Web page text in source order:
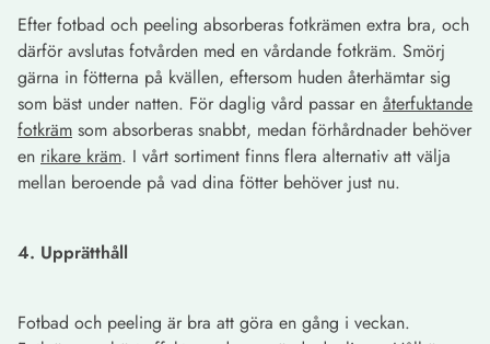
Efter fotbad och peeling absorberas fotkrämen extra bra, och
därför avslutas fotvården med en vårdande fotkräm. Smörj
gärna in fötterna på kvällen, eftersom huden återhämtar sig
som bäst under natten. För daglig vård passar en återfuktande
fotkräm som absorberas snabbt, medan förhårdnader behöver
en rikare kräm. I vårt sortiment finns flera alternativ att välja
mellan beroende på vad dina fötter behöver just nu.
4. Upprätthåll
Fotbad och peeling är bra att göra en gång i veckan.